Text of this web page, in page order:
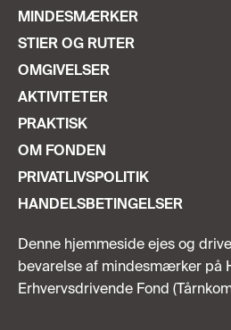
MINDESMÆRKER
STIER OG RUTER
OMGIVELSER
AKTIVITETER
PRAKTISK
OM FONDEN
PRIVATLIVSPOLITIK
HANDELSBETINGELSER
Denne hjemmeside ejes og
bevarelse af mindesmærker på
Erhvervsdrivende Fond